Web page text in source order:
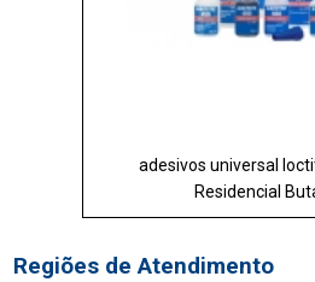
adesivos universal
Residencial
Regiões de Atendimento